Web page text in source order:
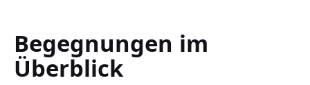
Begegnungen im
Überblick